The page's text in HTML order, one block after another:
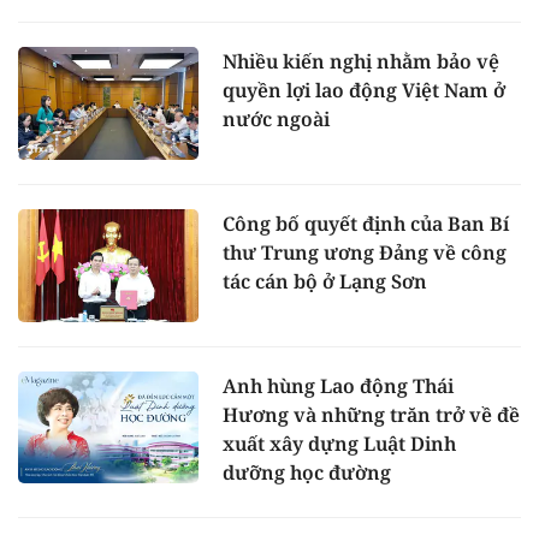
Nhiều kiến nghị nhằm bảo vệ
quyền lợi lao động Việt Nam ở
nước ngoài
Công bố quyết định của Ban Bí
thư Trung ương Đảng về công
tác cán bộ ở Lạng Sơn
Anh hùng Lao động Thái
Hương và những trăn trở về đề
xuất xây dựng Luật Dinh
dưỡng học đường